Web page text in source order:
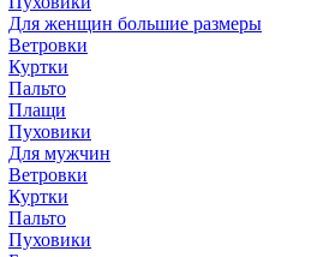
Для женщин большие размеры
Ветровки
Куртки
Пальто
Плащи
Пуховики
Для мужчин
Ветровки
Куртки
Пальто
Пуховики